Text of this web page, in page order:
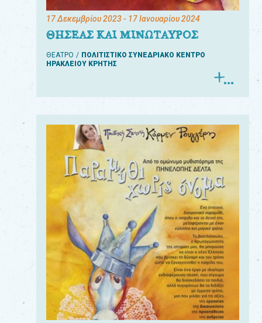
17 Δεκεμβρίου 2023- 17 Ιανουαρίου 2024
ΘΗΣΕΑΣ ΚΑΙ ΜΙΝΩΤΑΥΡΟΣ
ΘΕΑΤΡΟ
ΠΟΛΙΤΙΣΤΙΚΟ ΣΥΝΕΔΡΙΑΚΟ ΚΕΝΤΡΟ
ΗΡΑΚΛΕΙΟΥ ΚΡΗΤΗΣ